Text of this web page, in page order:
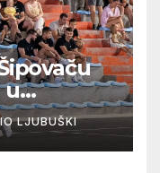
u
ispao,
LJUBUŠKI